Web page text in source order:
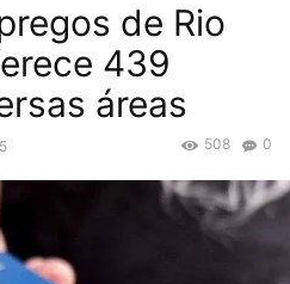
de Rio
439
áreas
0
508